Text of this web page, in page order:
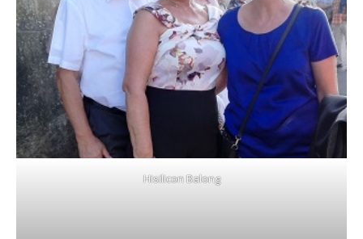
Hisilicon Balong